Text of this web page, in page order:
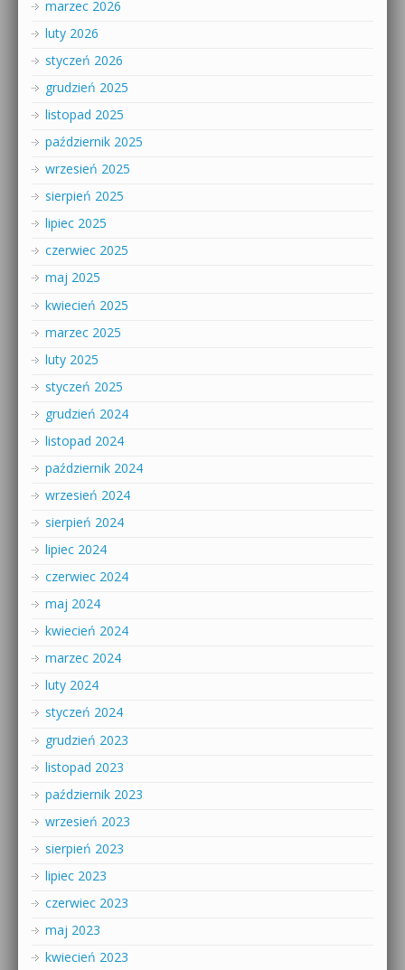
marzec 2026
luty 2026
styczeń 2026
grudzień 2025
listopad 2025
październik 2025
wrzesień 2025
sierpień 2025
lipiec 2025
czerwiec 2025
maj 2025
kwiecień 2025
marzec 2025
luty 2025
styczeń 2025
grudzień 2024
listopad 2024
październik 2024
wrzesień 2024
sierpień 2024
lipiec 2024
czerwiec 2024
maj 2024
kwiecień 2024
marzec 2024
luty 2024
styczeń 2024
grudzień 2023
listopad 2023
październik 2023
wrzesień 2023
sierpień 2023
lipiec 2023
czerwiec 2023
maj 2023
kwiecień 2023